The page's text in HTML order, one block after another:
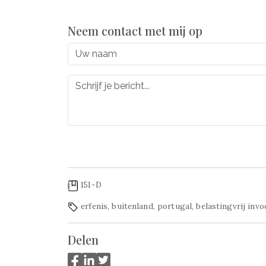
Neem contact met mij op
151-D
erfenis,buitenland, portugal,belastingvrij
Delen